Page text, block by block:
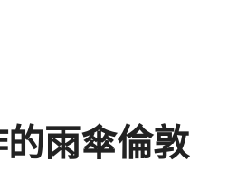
雨傘倫敦